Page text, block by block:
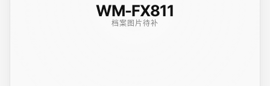
WM-FX811
档案图片待补